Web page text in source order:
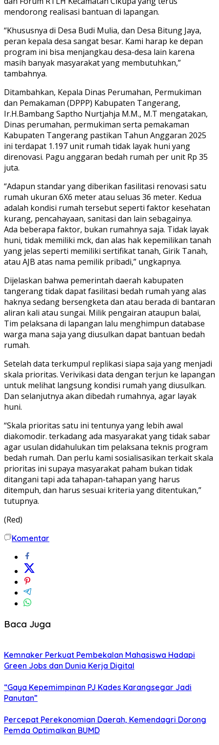
mendorong realisasi bantuan di lapangan.
“Khususnya di Desa Budi Mulia, dan Desa Bitung Jaya,
peran kepala desa sangat besar. Kami harap ke depan
program ini bisa menjangkau desa-desa lain karena
masih banyak masyarakat yang membutuhkan,”
tambahnya.
Ditambahkan, Kepala Dinas Perumahan, Permukiman
dan Pemakaman (DPPP) Kabupaten Tangerang,
Ir.H.Bambang Saptho Nurtjahja M.M., M.T mengatakan,
Dinas perumahan, permukiman serta pemakaman
Kabupaten Tangerang pastikan Tahun Anggaran 2025
ini terdapat 1.197 unit rumah tidak layak huni yang
direnovasi. Pagu anggaran bedah rumah per unit Rp 35
juta.
“Adapun standar yang diberikan fasilitasi renovasi satu
rumah ukuran 6X6 meter atau seluas 36 meter. Kedua
adalah kondisi rumah tersebut seperti faktor kesehatan
kurang, pencahayaan, sanitasi dan lain sebagainya.
Ada beberapa faktor, bukan rumahnya saja. Tidak layak
huni, tidak memiliki mck, dan alas hak kepemilikan tanah
yang jelas seperti memiliki sertifikat tanah, Girik Tanah,
atau AJB atas nama pemilik pribadi,” ungkapnya.
Dijelaskan bahwa pemerintah daerah kabupaten
tangerang tidak dapat fasilitasi bedah rumah yang alas
haknya sedang bersengketa dan atau berada di bantaran
aliran kali atau sungai. Milik pengairan ataupun balai,
Tim pelaksana di lapangan lalu menghimpun database
warga mana saja yang diusulkan dapat bantuan bedah
rumah.
Setelah data terkumpul replikasi siapa saja yang menjadi
skala prioritas. Verivikasi data dengan terjun ke lapangan
untuk melihat langsung kondisi rumah yang diusulkan.
Dan selanjutnya akan dibedah rumahnya, agar layak
huni.
“Skala prioritas satu ini tentunya yang lebih awal
diakomodir. terkadang ada masyarakat yang tidak sabar
agar usulan didahulukan tim pelaksana teknis program
bedah rumah. Dan perlu kami sosialisasikan terkait skala
prioritas ini supaya masyarakat paham bukan tidak
ditangani tapi ada tahapan-tahapan yang harus
ditempuh, dan harus sesuai kriteria yang ditentukan,”
tutupnya.
(Red)
Komentar
Baca Juga
Kemnaker Perkuat Pembekalan Mahasiswa Hadapi
Green Jobs dan Dunia Kerja Digital
“Gaya Kepemimpinan PJ Kades Karangsegar Jadi
Panutan”
Percepat Perekonomian Daerah, Kemendagri Dorong
Pemda Optimalkan BUMD